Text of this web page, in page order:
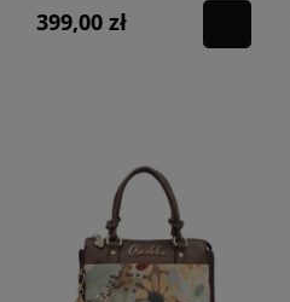
399,00 zł